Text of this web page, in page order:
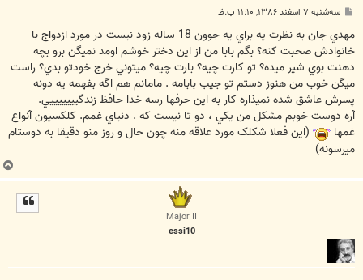
پ
ت
سه‌شنبه ۷ اسفند ۱۳۸۶, ۱۱:۱۰ ب.ظ
مهدي جان به نظرت يه براي يه جوون 18 ساله زود نيست در مورد ازدواج با
خانوادش صحبت کنه؟ بگم بابا من از اين دختر خوشم اومد نميگن برو بچه
دهنت بوي شير ميده؟ تو کارت چيه؟ بارت چيه؟ ميتوني خرج خودتو بدي؟ راست
ميگن خوب من هنوز دستم تو جيب بابامه . مامانم هم اگه بفهمه يه دونه
پسرش عاشق شده نميذاره کار به اين حرفها رسه خدا حافظ زندگيييييييي.
آره دوست خوبم مشکل من يکي ، دو تا نيست که . دنياي غمم. کلکسيون آنواع
غمها
(اين فعلا شکلک مورد علاقه منه چون حال و روز منو دقيقا به دوستام
ميرسونه)
ب
ا
Major II
essi10